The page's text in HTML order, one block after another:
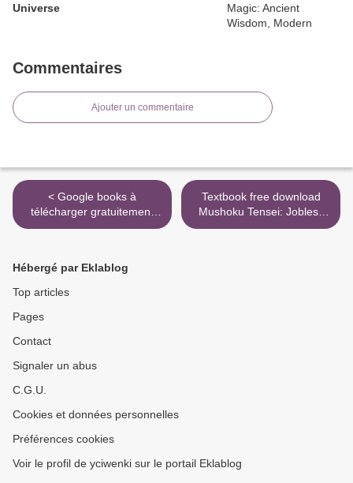
Universe
Commentaires
Ajouter un commentaire
< Google books à
télécharger gratuitement
Une pluie d'étincelles par
Textbook free download
Mushoku Tensei: Jobless
Reincarnation, Vol. 8 PDF >
Hébergé par Eklablog
Top articles
Pages
Contact
Signaler un abus
C.G.U.
Cookies et données personnelles
Préférences cookies
Voir le profil de yciwenki sur le portail Eklablog